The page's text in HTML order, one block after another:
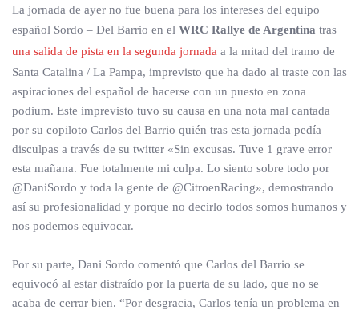
La jornada de ayer no fue buena para los intereses del equipo
español Sordo – Del Barrio en el WRC Rallye de Argentina tras
una salida de pista en la segunda jornada a la mitad del tramo de
Santa Catalina / La Pampa, imprevisto que ha dado al traste con las
aspiraciones del español de hacerse con un puesto en zona
podium. Este imprevisto tuvo su causa en una nota mal cantada
por su copiloto Carlos del Barrio quién tras esta jornada pedía
disculpas a través de su twitter «Sin excusas. Tuve 1 grave error
esta mañana. Fue totalmente mi culpa. Lo siento sobre todo por
@DaniSordo y toda la gente de @CitroenRacing», demostrando
así su profesionalidad y porque no decirlo todos somos humanos y
nos podemos equivocar.
Por su parte, Dani Sordo comentó que Carlos del Barrio se
equivocó al estar distraído por la puerta de su lado, que no se
acaba de cerrar bien. “Por desgracia, Carlos tenía un problema en